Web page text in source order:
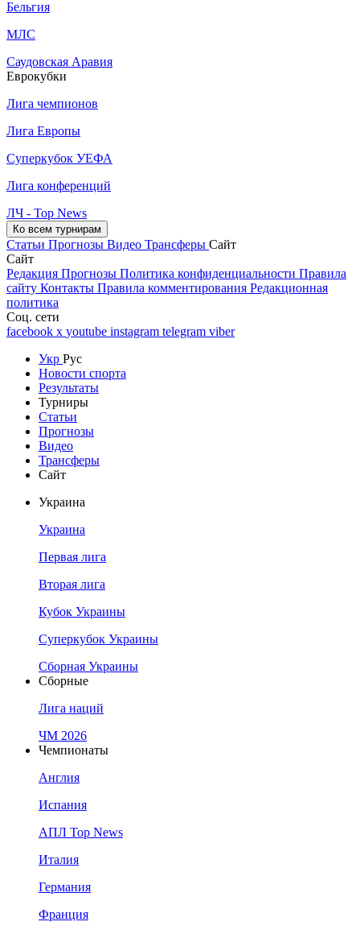
Бельгия
МЛС
Саудовская Аравия
Еврокубки
Лига чемпионов
Лига Европы
Суперкубок УЕФА
Лига конференций
ЛЧ - Top News
Ко всем турнирам
Статьи Прогнозы Видео Трансферы Сайт
Сайт
Редакция Прогнозы Политика конфиденциальности Правила
сайту Контакты Правила комментирования Редакционная
политика
Соц. сети
facebook x youtube instagram telegram viber
Укр Рус
Новости спорта
Результаты
Турниры
Статьи
Прогнозы
Видео
Трансферы
Сайт
Украина
Украина
Первая лига
Вторая лига
Кубок Украины
Суперкубок Украины
Сборная Украины
Сборные
Лига наций
ЧМ 2026
Чемпионаты
Англия
Испания
АПЛ Top News
Италия
Германия
Франция